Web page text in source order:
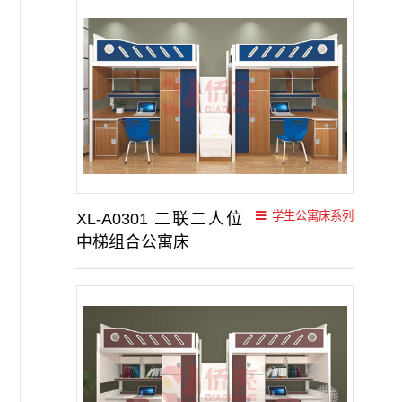
XL-A0301 二联二人位
中梯组合公寓床
学生公寓床系列